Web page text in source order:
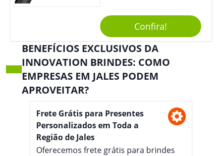
Impressionar. O Acionamento
Da Função Esferográfica É
Feito Por Clic.
Confira!
BENEFÍCIOS EXCLUSIVOS DA
INNOVATION BRINDES: COMO
EMPRESAS EM JALES PODEM
APROVEITAR?
Frete Grátis para Presentes
Personalizados em Toda a
Região de Jales
Oferecemos frete grátis para brindes